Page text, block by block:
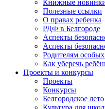
Книжные
Полезные ссылки
О правах ребенка
РДФ в Белгороде
Аспекты
Аспекты
Родителям особых
Как уберечь
Проекты и конкурсы
Проекты
Конкурсы
Белгородское лето
Культура для